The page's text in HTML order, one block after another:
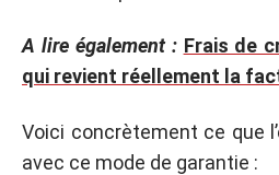
A lire également : Frais de
qui revient réellement la
Voici concrètement ce que
avec ce mode de garantie :